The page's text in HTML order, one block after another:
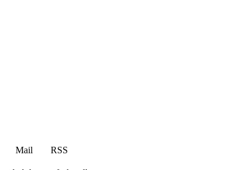
Mail
RSS